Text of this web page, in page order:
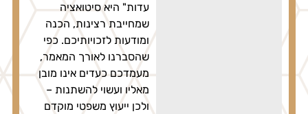
עדות" היא סיטואציה
שמחייבת רצינות, הכנה
ומודעות לזכויותיכם. כפי
שהסברנו לאורך המאמר,
מעמדכם כעדים אינו מובן
מאליו ועשוי להשתנות –
ולכן ייעוץ משפטי מוקדם